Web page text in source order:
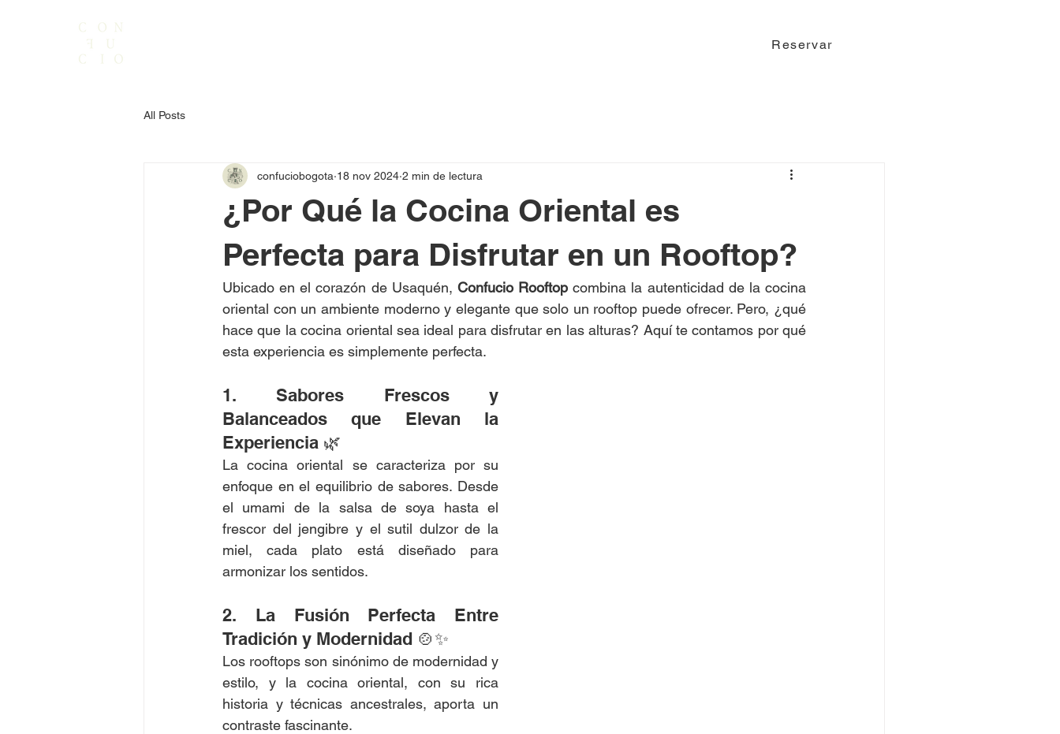
Reservar
All Posts
¿Por Qué la Cocina Oriental es
Perfecta para Disfrutar en un Rooftop?
confuciobogota 18 nov 2024 2 min de lectura
Ubicado en el corazón de Usaquén, Confucio Rooftop combina la autenticidad de la cocina
oriental con un ambiente moderno y elegante que solo un rooftop puede ofrecer. Pero, ¿qué
hace que la cocina oriental sea ideal para disfrutar en las alturas? Aquí te contamos por qué
esta experiencia es simplemente perfecta.
1. Sabores Frescos y
Balanceados que Elevan la
Experiencia 🌿
La cocina oriental se caracteriza por su
enfoque en el equilibrio de sabores. Desde
el umami de la salsa de soya hasta el
frescor del jengibre y el sutil dulzor de la
miel, cada plato está diseñado para
armonizar los sentidos.
2. La Fusión Perfecta Entre
Tradición y Modernidad 🍲✨
Los rooftops son sinónimo de modernidad y
estilo, y la cocina oriental, con su rica
historia y técnicas ancestrales, aporta un
contraste fascinante.